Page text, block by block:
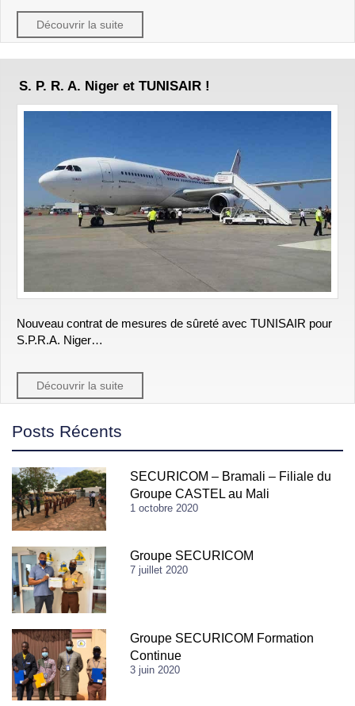
Découvrir la suite
S. P. R. A. Niger et TUNISAIR !
Nouveau contrat de mesures de sûreté avec TUNISAIR pour
S.P.R.A. Niger…
Découvrir la suite
Posts Récents
SECURICOM – Bramali – Filiale du
Groupe CASTEL au Mali
1 octobre 2020
Groupe SECURICOM
7 juillet 2020
Groupe SECURICOM Formation
Continue
3 juin 2020